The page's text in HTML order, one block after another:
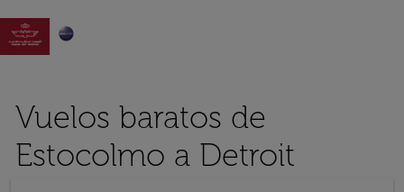

Vuelos baratos de
Estocolmo a Detroit